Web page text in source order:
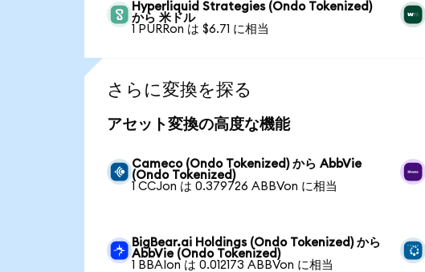
Hyperliquid Strategies (Ondo Tokenized)
から 米ドル
1 PURRon は $6.71 に相当
さらに変換を探る
アセット変換の高度な機能
Cameco (Ondo Tokenized) から AbbVie
(Ondo Tokenized)
1 CCJon は 0.379726 ABBVon に相当
BigBear.ai Holdings (Ondo Tokenized) から
AbbVie (Ondo Tokenized)
1 BBAIon は 0.012173 ABBVon に相当